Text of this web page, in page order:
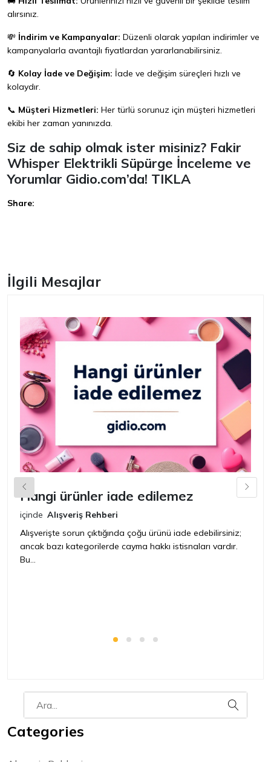
alırsınız.
💸 İndirim ve Kampanyalar: Düzenli olarak yapılan indirimler ve
kampanyalarla avantajlı fiyatlardan yararlanabilirsiniz.
🔄 Kolay İade ve Değişim: İade ve değişim süreçleri hızlı ve
kolaydır.
📞 Müşteri Hizmetleri: Her türlü sorunuz için müşteri hizmetleri
ekibi her zaman yanınızda.
Siz de sahip olmak ister misiniz? Fakir
Whisper Elektrikli Süpürge İnceleme ve
Yorumlar Gidio.com’da! TIKLA
Share:
İlgili Mesajlar
Hangi ürünler iade edilemez
içinde Alışveriş Rehberi
Alışverişte sorun çıktığında çoğu ürünü iade edebilirsiniz;
ancak bazı kategorilerde cayma hakkı istisnaları vardır.
Bu...
Categories